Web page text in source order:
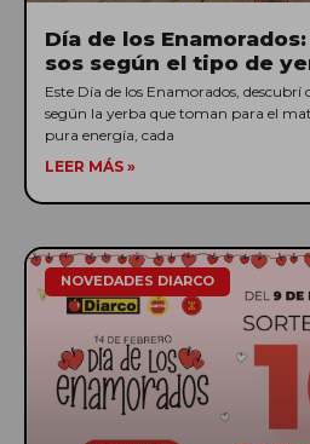
Día de los
sos según el tipo de
Este Día de los Enamorados, descubrí
según la yerba que toman para el
pura energía, cada
LEER MÁS »
NOVEDADES DIARCO